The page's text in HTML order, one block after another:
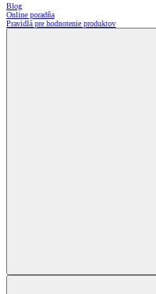
Blog
Online poradňa
Pravidlá pre hodnotenie produktov